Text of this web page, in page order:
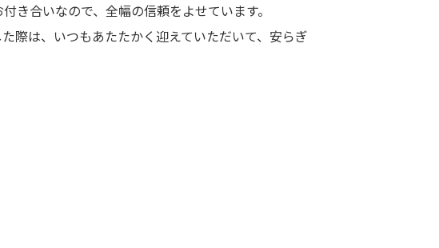
き合いなので、全幅の信頼をよせています。
際は、いつもあたたかく迎えていただいて、安らぎ